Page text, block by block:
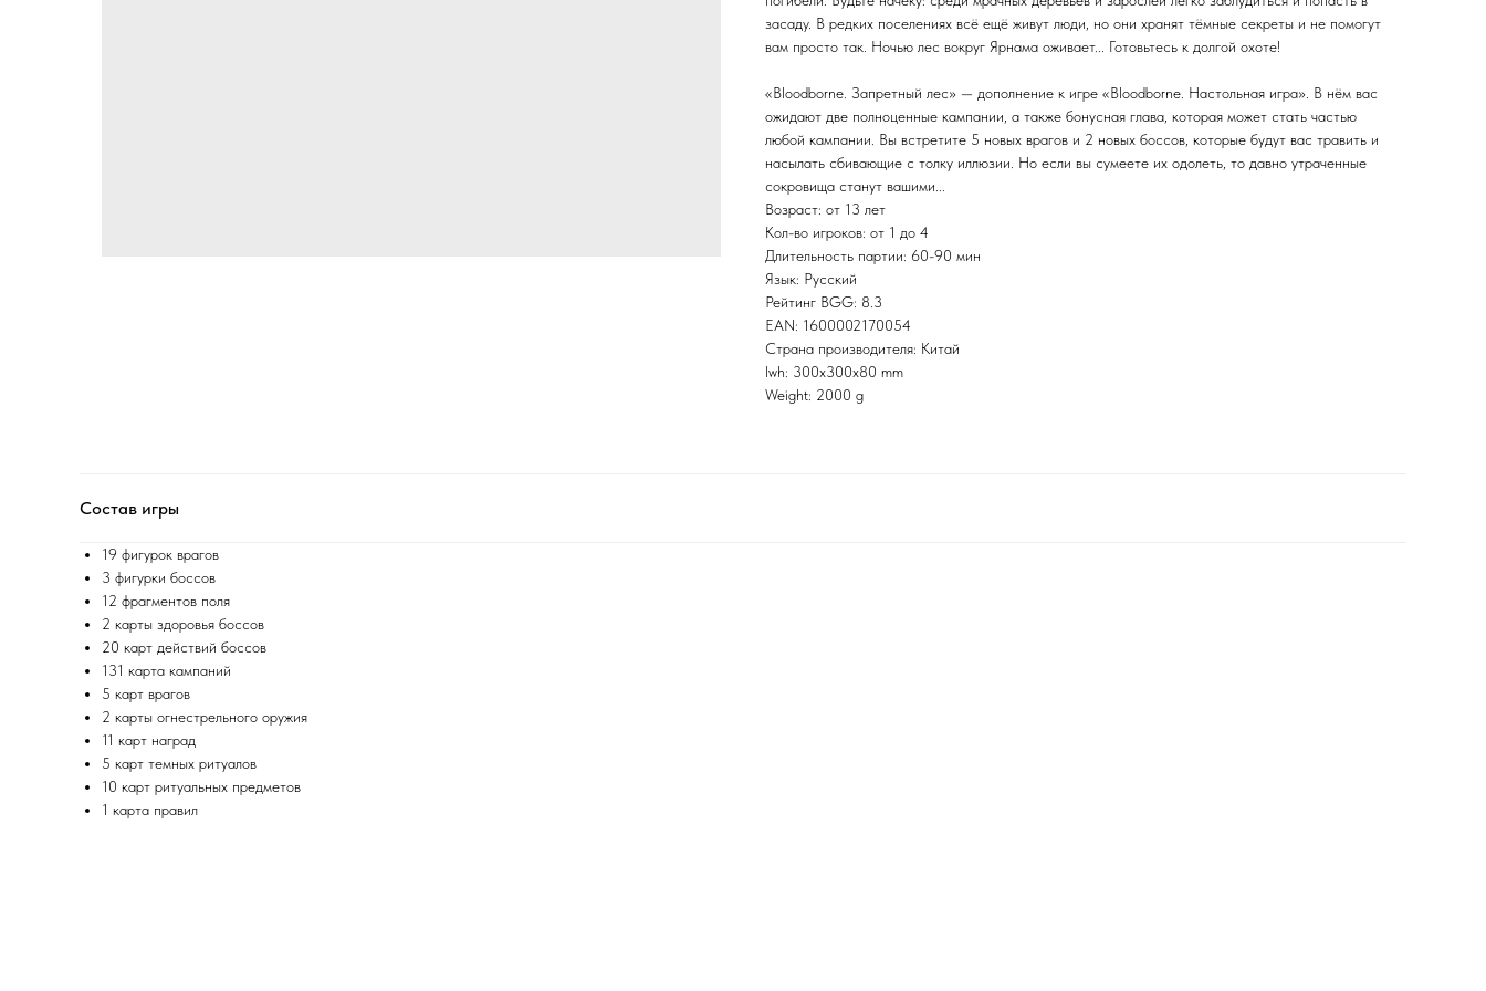
засаду. В редких поселениях всё ещё живут люди, но они хранят тёмные секреты и не помогут
вам просто так. Ночью лес вокруг Ярнама оживает... Готовьтесь к долгой охоте!
«Bloodborne. Запретный лес» — дополнение к игре «Bloodborne. Настольная игра». В нём вас
ожидают две полноценные кампании, а также бонусная глава, которая может стать частью
любой кампании. Вы встретите 5 новых врагов и 2 новых боссов, которые будут вас травить и
насылать сбивающие с толку иллюзии. Но если вы сумеете их одолеть, то давно утраченные
сокровища станут вашими...
Возраст: от 13 лет
Кол-во игроков: от 1 до 4
Длительность партии: 60-90 мин
Язык: Русский
Рейтинг BGG: 8.3
EAN: 1600002170054
Страна производителя: Китай
lwh: 300x300x80 mm
Weight: 2000 g
Состав игры
19 фигурок врагов
3 фигурки боссов
12 фрагментов поля
2 карты здоровья боссов
20 карт действий боссов
131 карта кампаний
5 карт врагов
2 карты огнестрельного оружия
11 карт наград
5 карт темных ритуалов
10 карт ритуальных предметов
1 карта правил